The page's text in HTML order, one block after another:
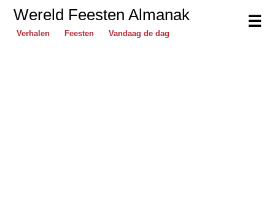
☰
Wereld Feesten Almanak
Verhalen Feesten Vandaag de dag